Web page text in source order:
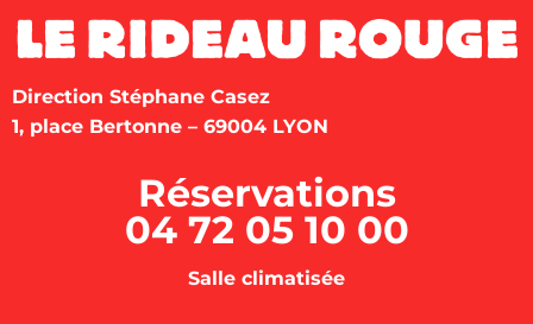
Direction Stéphane Casez
1, place Bertonne – 69004 LYON
Réservations
04 72 05 10 00
Salle climatisée